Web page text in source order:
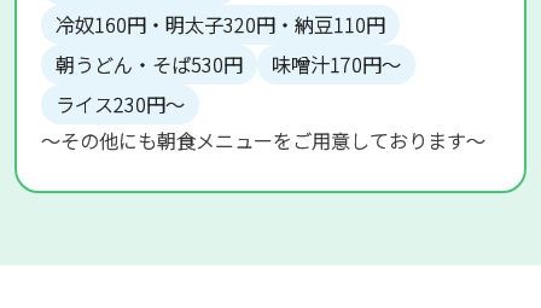
冷奴160円・明太子320円・納豆110円
朝うどん・そば530円
味噌汁170円～
ライス230円～
～その他にも朝食メニューをご用意しております～